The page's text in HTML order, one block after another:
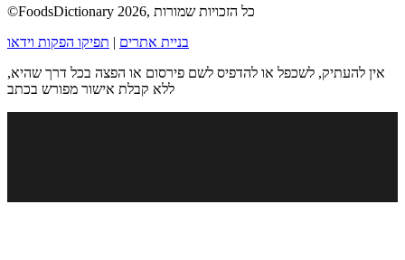
©FoodsDictionary 2026, כל הזכויות שמורות
בניית אתרים | תפיקו הפקות וידאו
אין להעתיק, לשכפל או להדפיס לשם פירסום או הפצה בכל דרך שהיא,
ללא קבלת אישור מפורש בכתב